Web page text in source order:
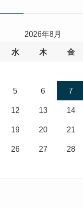
2026年8月
水 木 金
5 6 7
12 13 14
19 20 21
26 27 28